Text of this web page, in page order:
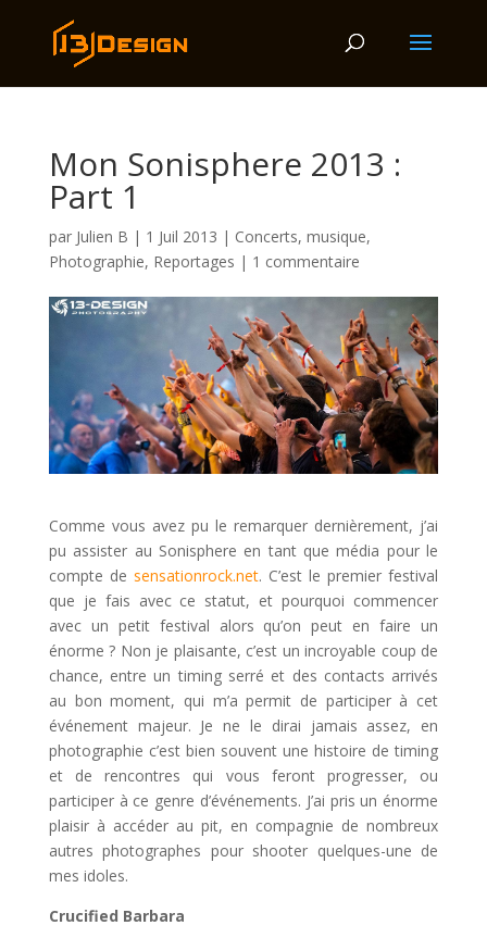
Mon Sonisphere 2013 :
Part 1
par Julien B | 1 Juil 2013 | Concerts, musique,
Photographie, Reportages | 1 commentaire
Comme vous avez pu le remarquer dernièrement, j’ai
pu assister au Sonisphere en tant que média pour le
compte de sensationrock.net. C’est le premier festival
que je fais avec ce statut, et pourquoi commencer
avec un petit festival alors qu’on peut en faire un
énorme ? Non je plaisante, c’est un incroyable coup de
chance, entre un timing serré et des contacts arrivés
au bon moment, qui m’a permit de participer à cet
événement majeur. Je ne le dirai jamais assez, en
photographie c’est bien souvent une histoire de timing
et de rencontres qui vous feront progresser, ou
participer à ce genre d’événements. J’ai pris un énorme
plaisir à accéder au pit, en compagnie de nombreux
autres photographes pour shooter quelques-une de
mes idoles.
Crucified Barbara